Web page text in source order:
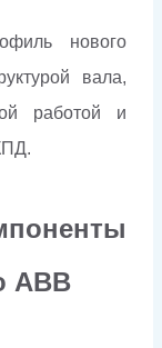
нового
вала,
работой и
ABB